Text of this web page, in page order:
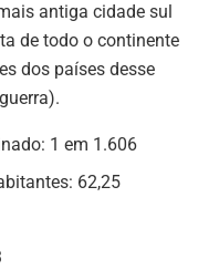
antiga cidade sul
de todo o continente
dos países desse
1 em 1.606
62,25